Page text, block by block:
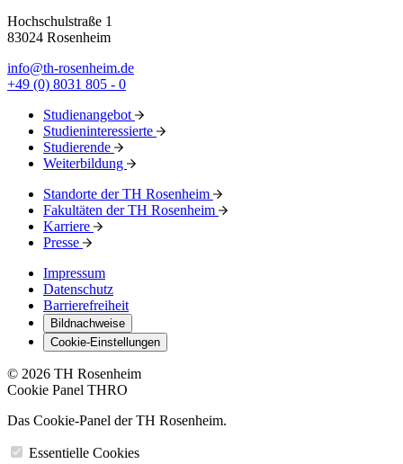
Hochschulstraße 1
83024 Rosenheim
info@th-rosenheim.de
+49 (0) 8031 805 - 0
Studienangebot
Studieninteressierte
Studierende
Weiterbildung
Standorte der TH Rosenheim
Fakultäten der TH Rosenheim
Karriere
Presse
Impressum
Datenschutz
Barrierefreiheit
Bildnachweise
Cookie-Einstellungen
© 2026 TH Rosenheim
Cookie Panel THRO
Das Cookie-Panel der TH Rosenheim.
Essentielle Cookies